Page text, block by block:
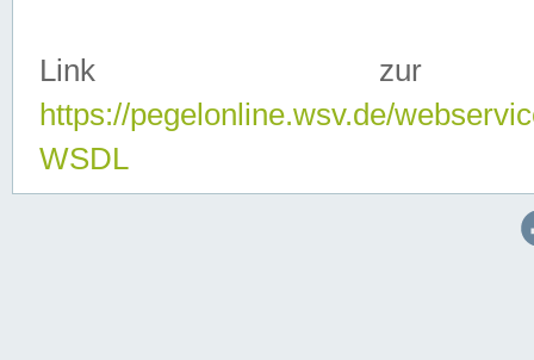
Link zur
https://pegelonline.wsv.de/
WSDL